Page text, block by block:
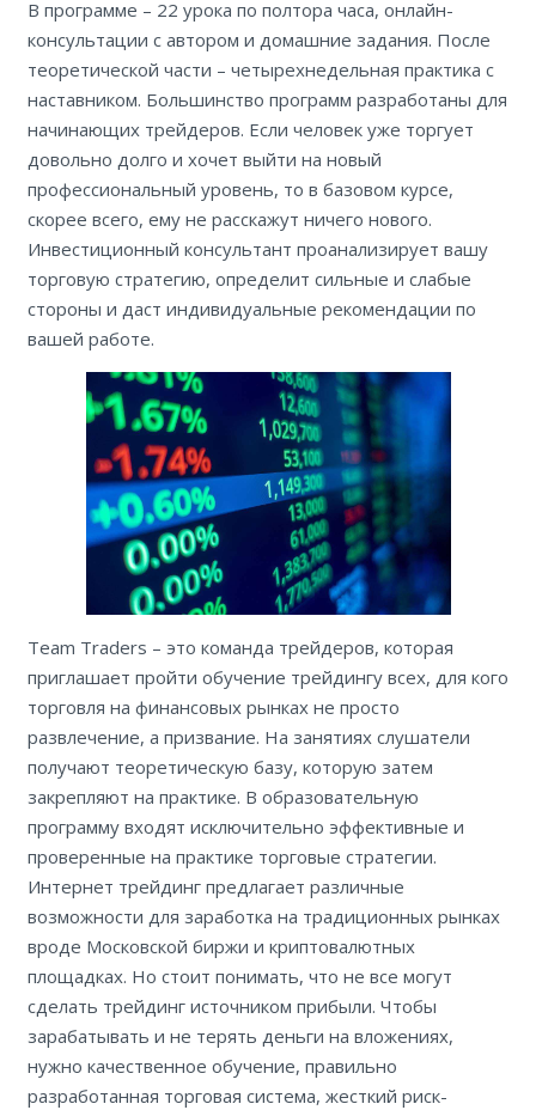
В программе – 22 урока по полтора часа, онлайн-
консультации с автором и домашние задания. После
теоретической части – четырехнедельная практика с
наставником. Большинство программ разработаны для
начинающих трейдеров. Если человек уже торгует
довольно долго и хочет выйти на новый
профессиональный уровень, то в базовом курсе,
скорее всего, ему не расскажут ничего нового.
Инвестиционный консультант проанализирует вашу
торговую стратегию, определит сильные и слабые
стороны и даст индивидуальные рекомендации по
вашей работе.
Team Traders – это команда трейдеров, которая
приглашает пройти обучение трейдингу всех, для кого
торговля на финансовых рынках не просто
развлечение, а призвание. На занятиях слушатели
получают теоретическую базу, которую затем
закрепляют на практике. В образовательную
программу входят исключительно эффективные и
проверенные на практике торговые стратегии.
Интернет трейдинг предлагает различные
возможности для заработка на традиционных рынках
вроде Московской биржи и криптовалютных
площадках. Но стоит понимать, что не все могут
сделать трейдинг источником прибыли. Чтобы
зарабатывать и не терять деньги на вложениях,
нужно качественное обучение, правильно
разработанная торговая система, жесткий риск-